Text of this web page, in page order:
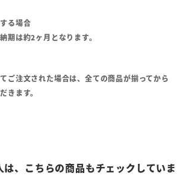
る場合
期は約2ヶ月となります。
ご注文された場合は、全ての商品が揃ってから
きます。
は、こちらの商品もチェックしていま